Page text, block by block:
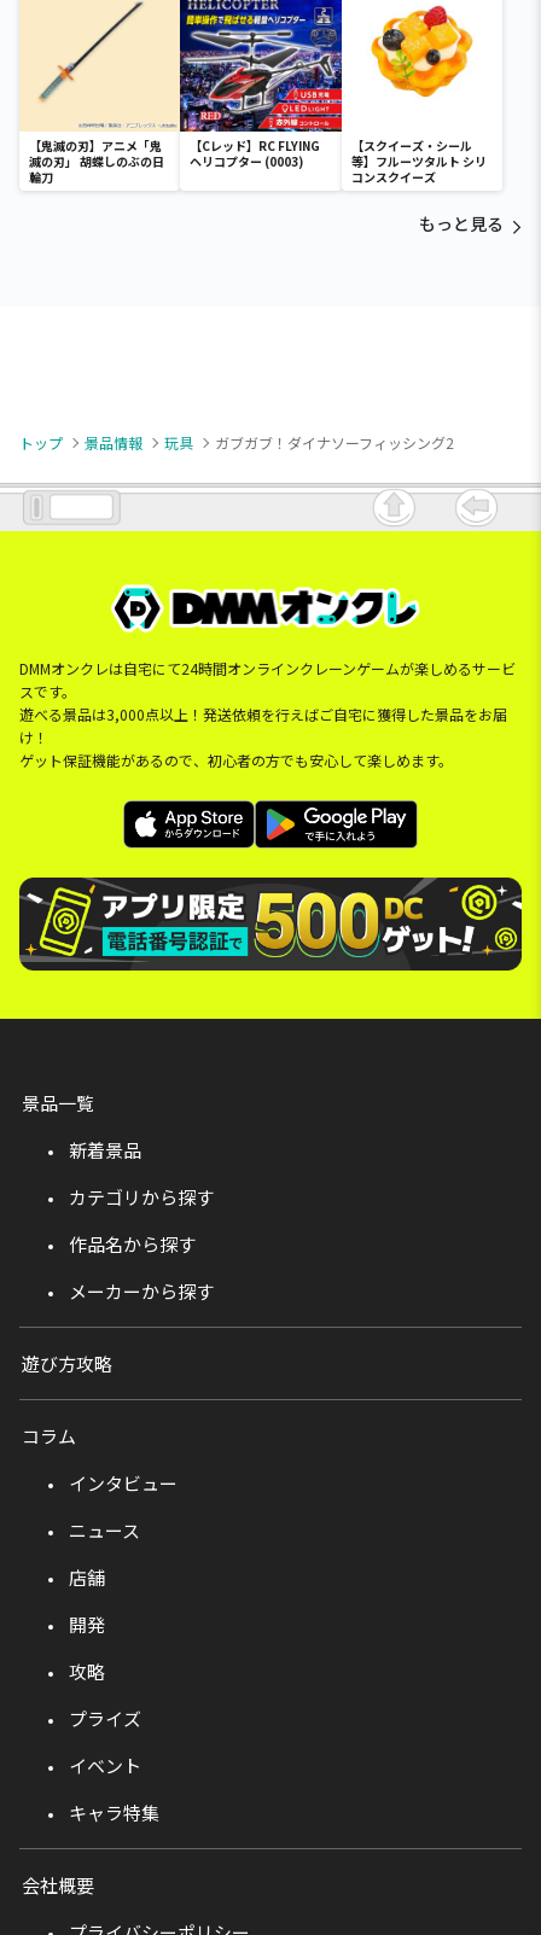
【鬼滅の刃】アニメ「鬼
滅の刃」 胡蝶しのぶの日
輪刀
【Cレッド】RC FLYING
ヘリコプター (0003)
【スクイーズ・シール
等】フルーツタルト シリ
コンスクイーズ
もっと見る
トップ 景品情報 玩具 ガブガブ！ダイナソーフィッシング2
DMMオンクレは自宅にて24時間オンラインクレーンゲームが楽しめるサービ
スです。
遊べる景品は3,000点以上！発送依頼を行えばご自宅に獲得した景品をお届
け！
ゲット保証機能があるので、初心者の方でも安心して楽しめます。
景品一覧
新着景品
カテゴリから探す
作品名から探す
メーカーから探す
遊び方攻略
コラム
インタビュー
ニュース
店舗
開発
攻略
プライズ
イベント
キャラ特集
会社概要